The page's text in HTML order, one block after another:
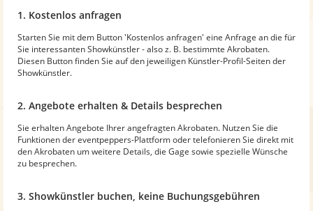
1. Kostenlos anfragen
Starten Sie mit dem Button 'Kostenlos anfragen' eine Anfrage an die für
Sie interessanten Showkünstler - also z. B. bestimmte Akrobaten.
Diesen Button finden Sie auf den jeweiligen Künstler-Profil-Seiten der
Showkünstler.
2. Angebote erhalten & Details besprechen
Sie erhalten Angebote Ihrer angefragten Akrobaten. Nutzen Sie die
Funktionen der eventpeppers-Plattform oder telefonieren Sie direkt mit
den Akrobaten um weitere Details, die Gage sowie spezielle Wünsche
zu besprechen.
3. Showkünstler buchen, keine Buchungsgebühren